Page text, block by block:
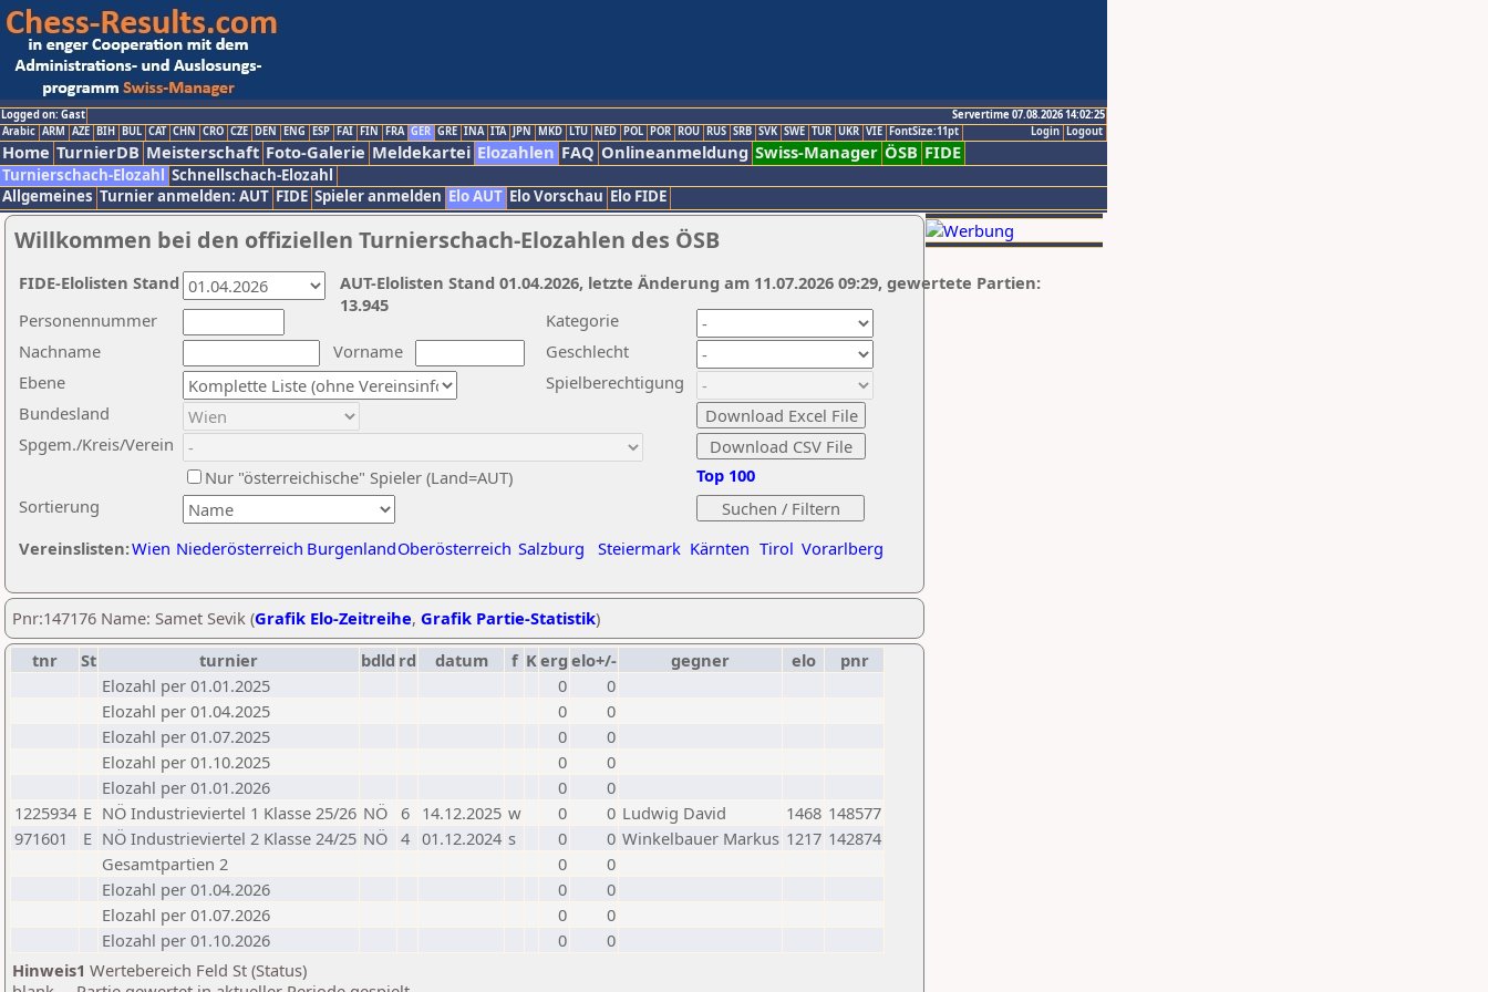
Logged on: Gast
Servertime 07.08.2026 14:02:25
Logout
Login
Arabic ARM AZE BIH BUL CAT CHN CRO CZE DEN ENG ESP FAI FIN FRA GER GRE INA ITA JPN MKD LTU NED POL POR ROU RUS SRB SVK SWE TUR UKR VIE FontSize:11pt
Home TurnierDB Meisterschaft Foto-Galerie Meldekartei Elozahlen FAQ Onlineanmeldung Swiss-Manager ÖSB FIDE
Turnierschach-Elozahl Schnellschach-Elozahl
Allgemeines Turnier anmelden: AUT FIDE Spieler anmelden Elo AUT Elo Vorschau Elo FIDE
Willkommen bei den offiziellen Turnierschach-Elozahlen des ÖSB
Nachname
Vorname
Ebene
Kategorie
Sortierung
Personennummer
Bundesland
Spgem./Kreis/Verein
Geschlecht
Nur "österreichische" Spieler (Land=AUT)
Spielberechtigung
Vereinslisten:Wien Niederösterreich BurgenlandOberösterreich Salzburg Steiermark Kärnten Tirol Vorarlberg
Top 100
AUT-Elolisten Stand 01.04.2026, letzte Änderung am 11.07.2026 09:29, gewertete Partien:
13.945
FIDE-Elolisten Stand
Pnr:147176 Name: Samet Sevik (Grafik Elo-Zeitreihe, Grafik Partie-Statistik)
tnr
St turnier bdld rd datum f Kerg elo+/- gegner elo
pnr
Elozahl per 01.01.2025
0
0
Elozahl per 01.04.2025
0
0
Elozahl per 01.07.2025
0
0
Elozahl per 01.10.2025
0
0
Elozahl per 01.01.2026
0
0
1225934 E NÖ Industrieviertel 1 Klasse 25/26 NÖ 6 14.12.2025 w 0 0 Ludwig David 1468 148577
971601
E NÖ Industrieviertel 2 Klasse 24/25 NÖ 4 01.12.2024 s 0 0 Winkelbauer Markus 1217 142874
Gesamtpartien 2
0
0
Elozahl per 01.04.2026
0
0
Elozahl per 01.07.2026
0
0
Elozahl per 01.10.2026
0
0
Hinweis1 Wertebereich Feld St (Status)